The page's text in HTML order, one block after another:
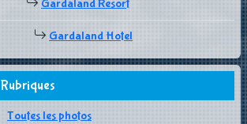
Gardaland Resort
Gardaland Hotel
Rubriques
Toutes les photos